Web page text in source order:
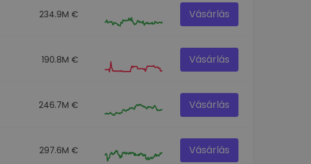
234.9M € Vásárlás
190.8M € Vásárlás
246.7M € Vásárlás
297.6M € Vásárlás